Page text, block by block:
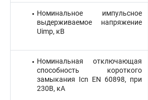
Номинальное импульсное
выдерживаемое напряжение
Uimp, кВ
Номинальная отключающая
способность короткого
замыкания Icn EN 60898, при
230В, кА